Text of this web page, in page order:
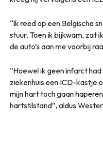
“Ik reed op een Belgische
stuur. Toen ik bijkwam, zat
de auto’s aan me voorbij
“Hoewel ik geen infarct
ziekenhuis een ICD-kastje
mijn hart toch gaan
hartstilstand”, aldus